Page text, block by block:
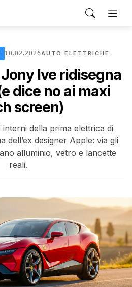
10.02.2026AUTO ELETTRICHE
Ive ridisegna
dice no ai maxi
screen)
della prima elettrica di
dell’ex designer Apple: via gli
alluminio, vetro e lancette
reali.